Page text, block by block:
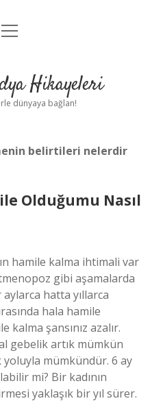
Uyarı
menüyü
Hikayeleri
dünyaya bağlan!
belirtileri nelerdir
Olduğumu Nasıl
hamile kalma ihtimali var
gibi aşamalarda
hatta yıllarca
hala hamile
kalma şansınız azalır.
gebelik artık mümkün
mümkündür. 6 ay
mi? Bir kadının
yaklaşık bir yıl sürer.